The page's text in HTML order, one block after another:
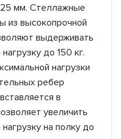
25 мм. Стеллажные
из высокопрочной
выдерживать
до 150 кг.
нагрузки
ребер
в
увеличить
на полку до